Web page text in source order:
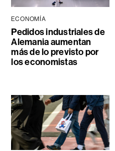
ECONOMÍA
Pedidos industriales de
Alemania aumentan
más de lo previsto por
los economistas